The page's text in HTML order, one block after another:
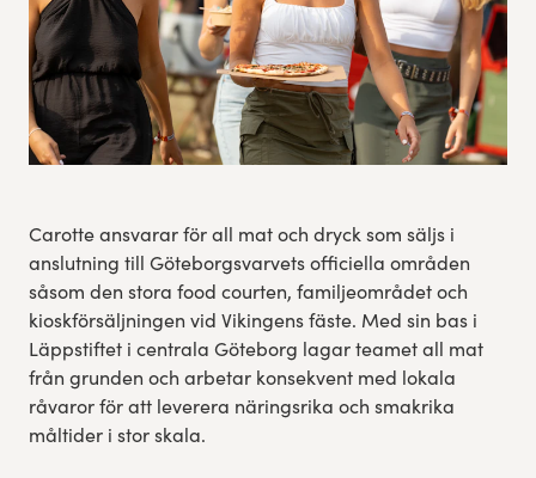
Carotte ansvarar för all mat och dryck som säljs i
anslutning till Göteborgsvarvets officiella områden
såsom den stora food courten, familjeområdet och
kioskförsäljningen vid Vikingens fäste. Med sin bas i
Läppstiftet i centrala Göteborg lagar teamet all mat
från grunden och arbetar konsekvent med lokala
råvaror för att leverera näringsrika och smakrika
måltider i stor skala.